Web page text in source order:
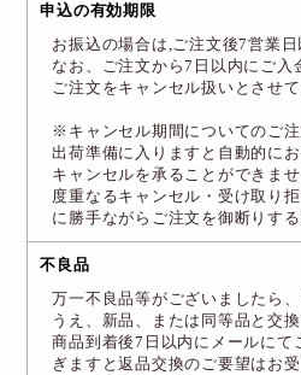
個人情報保護方針
お問い合わせ
申込の有効期限
お振込の場合は,ご注文後7営業日
なお、ご注文から7日以内にご入
ご注文をキャンセル扱いとさせて
※キャンセル期間についてのご
出荷準備に入りますと自動的に
キャンセルを承ることができませ
度重なるキャンセル・受け取り
に勝手ながらご注文を御断りす
不良品
万一不良品等がございましたら
うえ、新品、または同等品と交
商品到着後7日以内にメールにて
ぎますと返品交換のご要望はお